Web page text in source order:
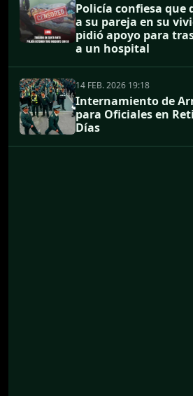
Policía confiesa que
a su pareja en su
pidió apoyo para
a un hospital
14 FEB. 2026 19:18
Internamiento de
para Oficiales en
Días